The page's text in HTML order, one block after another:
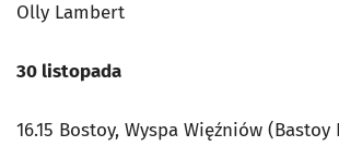
Olly Lambert
30 listopada
16.15 Bostoy, Wyspa Więźniów